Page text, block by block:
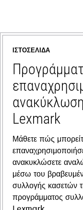
ΙΣΤΟΣΕΛΊΔΑ
Lexmark
Μάθετε πώς
ανακυκλώσετε
μέσω του
συλλογής κασετών
προγράμματος